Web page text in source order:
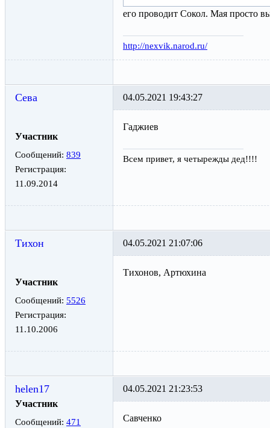
его проводит Сокол. Мая просто
http://nexvik.narod.ru/
Сева
Участник
Сообщений: 839
Регистрация:
11.09.2014
04.05.2021 19:43:27
Гаджиев
Всем привет, я четырежды дед!!!!
Тихон
Участник
Сообщений: 5526
Регистрация:
11.10.2006
04.05.2021 21:07:06
Тихонов, Артюхина
helen17
Участник
Сообщений: 471
04.05.2021 21:23:53
Савченко